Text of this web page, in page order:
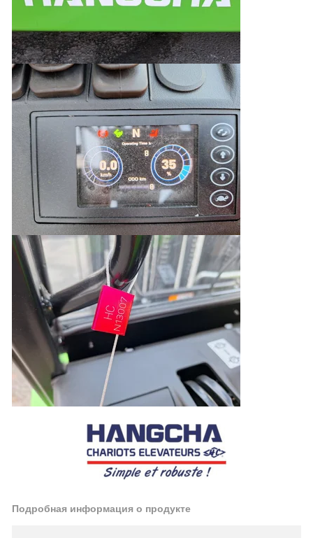
Подробная информация о продукте